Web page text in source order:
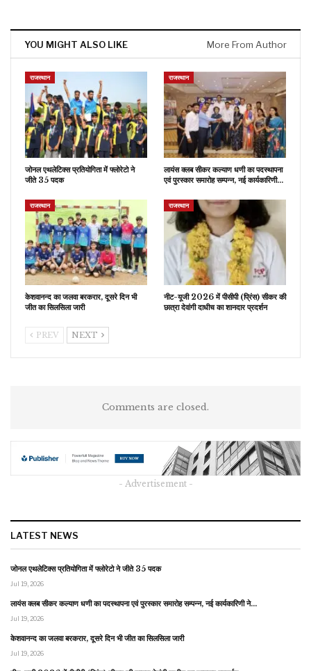
YOU MIGHT ALSO LIKE More From Author
राजस्थान
जोनल एथलेटिक्स प्रतियोगिता में फ्लोरेटो ने
जीते 35 पदक
राजस्थान
लायंस क्लब सीकर कल्याण धणी का पदस्थापना
एवं पुरस्कार समारोह सम्पन्न, नई कार्यकारिणी…
राजस्थान
केशवानन्द का जलवा बरकरार, दूसरे दिन भी
जीत का सिलसिला जारी
राजस्थान
नीट-यूजी 2026 में पीसीपी (प्रिंस) सीकर की
छात्रा देवांगी दाधीच का शानदार प्रदर्शन
PREV NEXT
Comments are closed.
- Advertisement -
LATEST NEWS
जोनल एथलेटिक्स प्रतियोगिता में फ्लोरेटो ने जीते 35 पदक
Jul 19, 2026
लायंस क्लब सीकर कल्याण धणी का पदस्थापना एवं पुरस्कार समारोह सम्पन्न, नई कार्यकारिणी ने…
Jul 19, 2026
केशवानन्द का जलवा बरकरार, दूसरे दिन भी जीत का सिलसिला जारी
Jul 19, 2026